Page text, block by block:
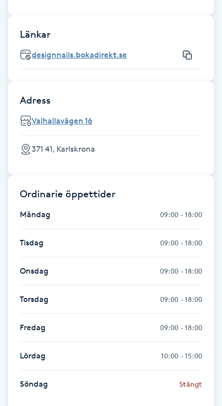
Föning
Gel naglar
Gelenaglar
Gellack
Gellack med förstärkning
Gravidmassage
Gravidyoga
Länkar
designnails.bokadirekt.se
Adress
Valhallavägen 16
371 41, Karlskrona
Ordinarie öppettider
Måndag 09:00 - 18:00
Tisdag 09:00 - 18:00
Onsdag 09:00 - 18:00
Torsdag 09:00 - 18:00
Fredag 09:00 - 18:00
Lördag 10:00 - 15:00
Söndag Stängt